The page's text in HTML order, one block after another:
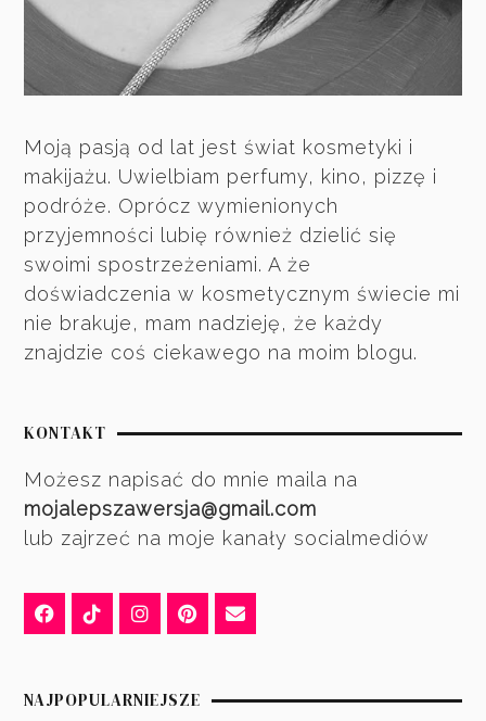
Moją pasją od lat jest świat kosmetyki i
makijażu. Uwielbiam perfumy, kino, pizzę i
podróże. Oprócz wymienionych
przyjemności lubię również dzielić się
swoimi spostrzeżeniami. A że
doświadczenia w kosmetycznym świecie mi
nie brakuje, mam nadzieję, że każdy
znajdzie coś ciekawego na moim blogu.
KONTAKT
Możesz napisać do mnie maila na
mojalepszawersja@gmail.com
lub zajrzeć na moje kanały socialmediów
NAJPOPULARNIEJSZE